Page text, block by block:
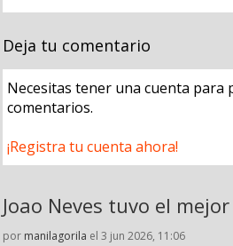
Deja tu comentario
Necesitas tener una cuenta para
comentarios.
¡Registra tu cuenta ahora!
Joao Neves tuvo el
por manilagorila el 3 jun 2026, 11:06